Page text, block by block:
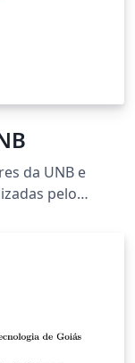
da UNB e
pelo